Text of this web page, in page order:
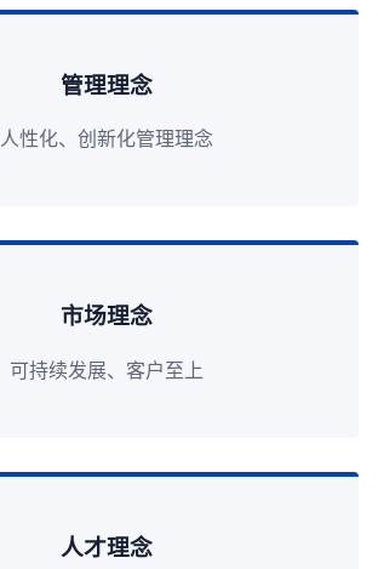
管理理念
人性化、创新化管理理念
市场理念
可持续发展、客户至上
人才理念